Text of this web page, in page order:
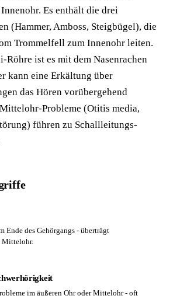
Es enthält die drei
(Hammer, Amboss, Steigbügel), die
Trommelfell zum Innenohr leiten.
Röhre ist es mit dem Nasenrachen
kann eine Erkältung über
das Hören vorübergehend
Probleme (Otitis media,
führen zu Schallleitungs-
Ende des Gehörgangs - überträgt
Mittelohr.
im äußeren Ohr oder Mittelohr - oft